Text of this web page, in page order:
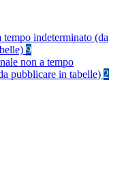
tempo indeterminato (da
9
non a tempo
pubblicare in tabelle) 2